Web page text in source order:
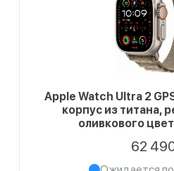
Apple Watch Ultra 2
корпус из титана,
оливкового
62